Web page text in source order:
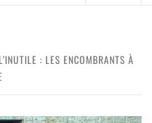
: LES ENCOMBRANTS À